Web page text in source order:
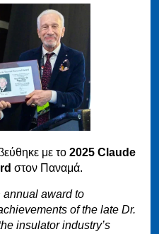
με το 2025 Claude
στον Παναμά.
annual award to
of the late Dr.
insulator industry’s